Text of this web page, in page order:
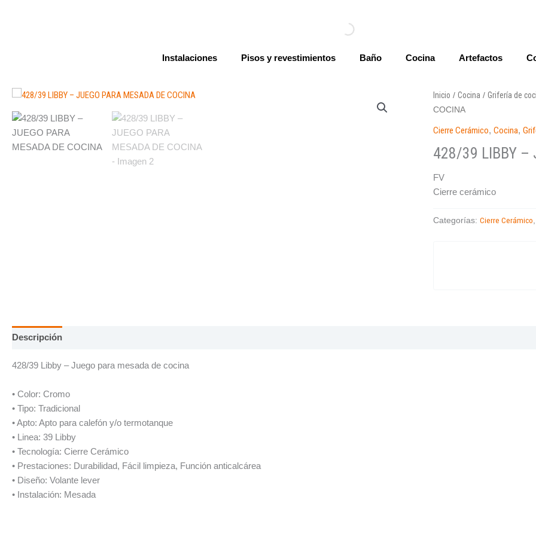
Instalaciones Pisos y revestimientos Baño Cocina Artefactos
Inicio /Cocina /Grifería de
COCINA
Cierre Cerámico,Cocina,
428/39 LIBBY –
FV
Cierre cerámico
Categorías:Cierre Cerámico
Descripción
428/39 Libby – Juego para mesada de cocina
• Color: Cromo
• Tipo: Tradicional
• Apto: Apto para calefón y/o termotanque
• Linea: 39 Libby
• Tecnología: Cierre Cerámico
• Prestaciones: Durabilidad, Fácil limpieza, Función anticalcárea
• Diseño: Volante lever
• Instalación: Mesada